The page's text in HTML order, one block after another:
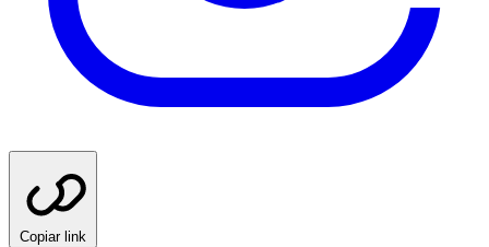
Copiar link